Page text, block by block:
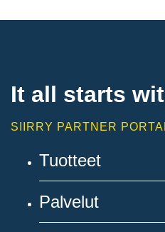
It all starts
SIIRRY PARTNER
Tuotteet
Palvelut